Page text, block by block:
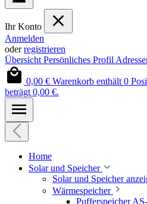
Ihr Konto
Anmelden
oderregistrieren
Übersicht Persönliches Profil
0,00 € Warenkorb enthält 0
beträgt 0,00 €.
Home
Solar und Speicher
Solar und Speicher
Wärmespeicher
Pufferspeicher